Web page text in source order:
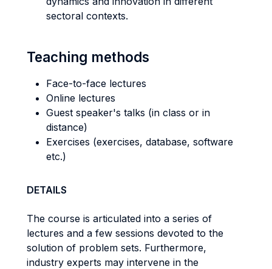
sectoral contexts.
Teaching methods
Face-to-face lectures
Online lectures
Guest speaker's talks (in class or in
distance)
Exercises (exercises, database, software
etc.)
DETAILS
The course is articulated into a series of
lectures and a few sessions devoted to the
solution of problem sets. Furthermore,
industry experts may intervene in the